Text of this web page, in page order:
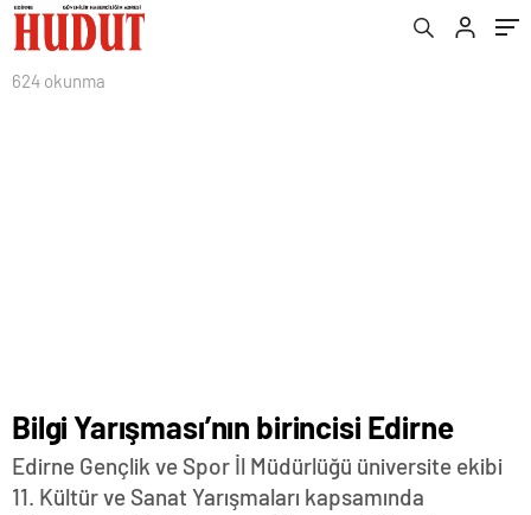
624 okunma
Bilgi Yarışması’nın birincisi Edirne
Edirne Gençlik ve Spor İl Müdürlüğü üniversite ekibi
11. Kültür ve Sanat Yarışmaları kapsamında